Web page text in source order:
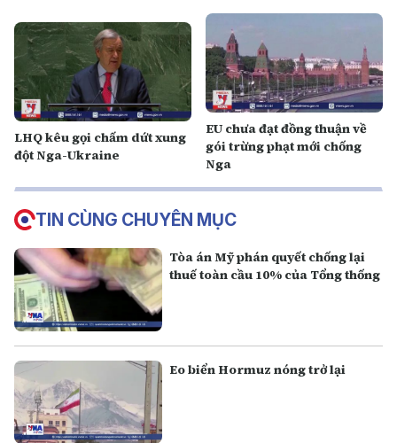
LHQ kêu gọi chấm dứt xung
đột Nga-Ukraine
EU chưa đạt đồng thuận về
gói trừng phạt mới chống
Nga
TIN CÙNG CHUYÊN MỤC
Tòa án Mỹ phán quyết chống lại
thuế toàn cầu 10% của Tổng thống
Eo biển Hormuz nóng trở lại